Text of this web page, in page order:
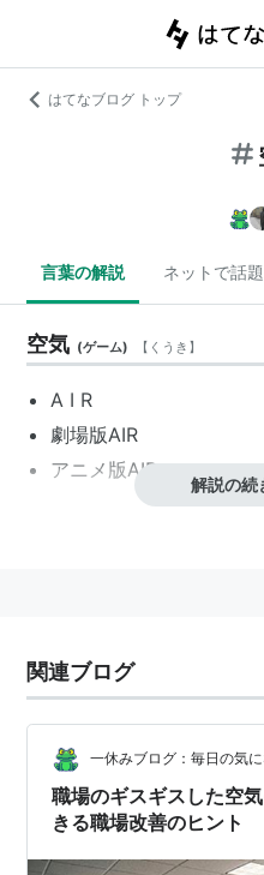
はてなブログ トップ
言葉の解説 ネットで話題
空気 (ゲーム) 【 くうき 】
A I R
劇場版AIR
アニメ版AIR
解説の続
関連ブログ
一休みブログ：毎日の気
職場のギスギスした空
きる職場改善のヒント